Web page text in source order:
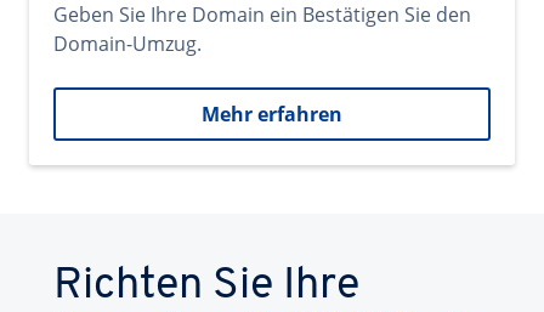
Geben Sie Ihre Domain ein Bestätigen Sie den
Domain-Umzug.
Mehr erfahren
Richten Sie Ihre